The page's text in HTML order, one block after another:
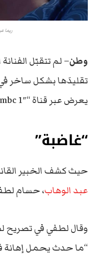
ريما
وطن– لم تتقبّل
يعرض عبر قناة “mbc 1″، ومنصة “شاهد”.
“غاضبة”
حيث كشف الخبير
عبد الوهاب، حسام
وقال لطفي في تصريح
“ما حدث يحمل إهانة